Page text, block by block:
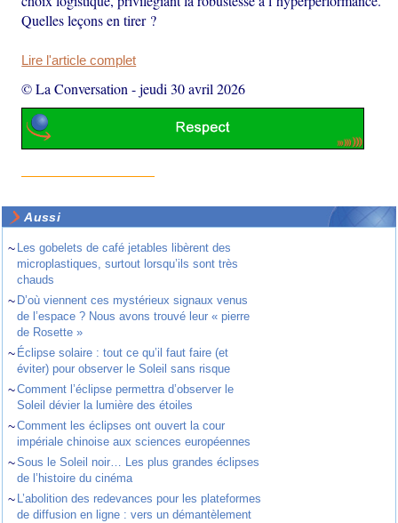
Quelles leçons en tirer ?
Lire l'article complet
© La Conversation -jeudi 30 avril 2026
Aussi
~ Les gobelets de café jetables libèrent des
microplastiques, surtout lorsqu’ils sont très
chauds
~ D’où viennent ces mystérieux signaux venus
de l’espace ? Nous avons trouvé leur « pierre
de Rosette »
~ Éclipse solaire : tout ce qu’il faut faire (et
éviter) pour observer le Soleil sans risque
~Comment l’éclipse permettra d’observer le
Soleil dévier la lumière des étoiles
~Comment les éclipses ont ouvert la cour
impériale chinoise aux sciences européennes
~Sous le Soleil noir… Les plus grandes éclipses
de l’histoire du cinéma
~ L’abolition des redevances pour les plateformes
de diffusion en ligne : vers un démantèlement